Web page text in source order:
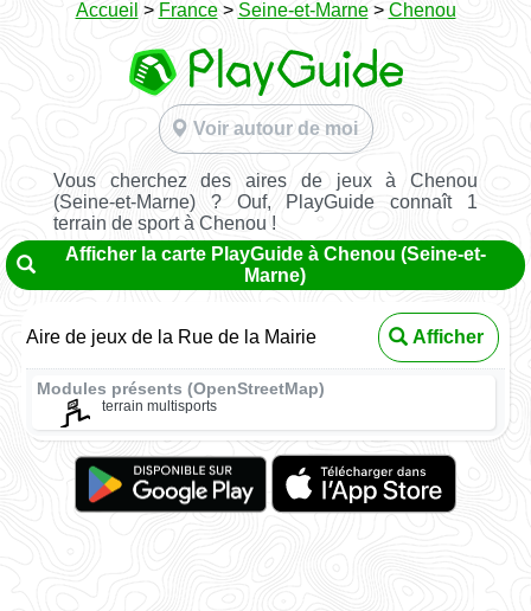
Accueil > France> Seine-et-Marne> Chenou
Voir autour de moi
Vous cherchez des aires de jeux à Chenou
(Seine-et-Marne) ? Ouf, PlayGuide connaît 1
terrain de sport à Chenou !
Afficher la carte PlayGuide à Chenou (Seine-et-
Marne)
Aire de jeux de la Rue de la Mairie Afficher
Modules présents (OpenStreetMap)
terrain multisports